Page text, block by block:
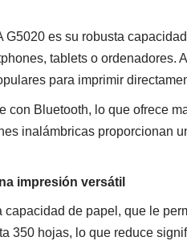
es su robusta
tablets o ordenadores.
para imprimir
con Bluetooth, lo que ofrece
inalámbricas proporcionan
impresión versátil
capacidad de papel, que le
350 hojas, lo que reduce